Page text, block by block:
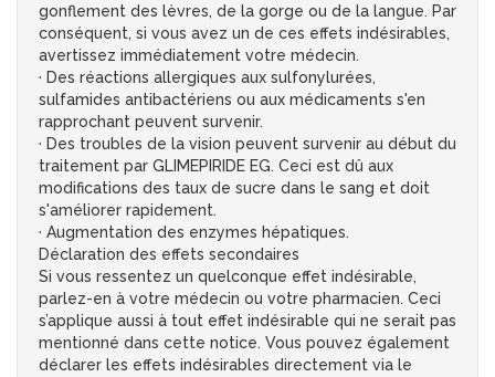
gonflement des lèvres, de la gorge ou de la langue. Par
conséquent, si vous avez un de ces effets indésirables,
avertissez immédiatement votre médecin.
· Des réactions allergiques aux sulfonylurées,
sulfamides antibactériens ou aux médicaments s'en
rapprochant peuvent survenir.
· Des troubles de la vision peuvent survenir au début du
traitement par GLIMEPIRIDE EG. Ceci est dû aux
modifications des taux de sucre dans le sang et doit
s'améliorer rapidement.
· Augmentation des enzymes hépatiques.
Déclaration des effets secondaires
Si vous ressentez un quelconque effet indésirable,
parlez-en à votre médecin ou votre pharmacien. Ceci
s’applique aussi à tout effet indésirable qui ne serait pas
mentionné dans cette notice. Vous pouvez également
déclarer les effets indésirables directement via le